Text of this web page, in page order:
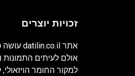
זכויות יוצרים
אתר datilin.co.il עושה
אולם לעיתים